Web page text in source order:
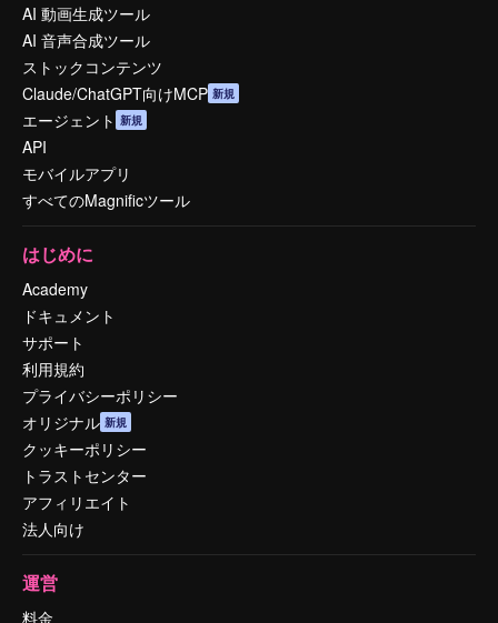
AI 動画生成ツール
AI 音声合成ツール
ストックコンテンツ
Claude/ChatGPT向けMCP 新規
エージェント 新規
API
モバイルアプリ
すべてのMagnificツール
はじめに
Academy
ドキュメント
サポート
利用規約
プライバシーポリシー
オリジナル 新規
クッキーポリシー
トラストセンター
アフィリエイト
法人向け
運営
料金